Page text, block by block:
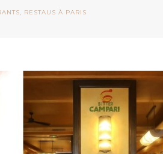
, RESTAUS À PARIS